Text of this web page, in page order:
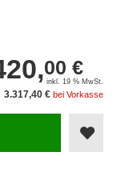
00 €
inkl. 19 % MwSt.
3.317,40 € bei Vorkasse